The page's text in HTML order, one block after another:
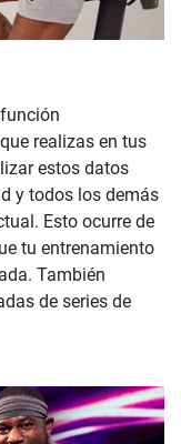
realizas en tus
estos datos
y todos los demás
Esto ocurre de
tu entrenamiento
También
de series de